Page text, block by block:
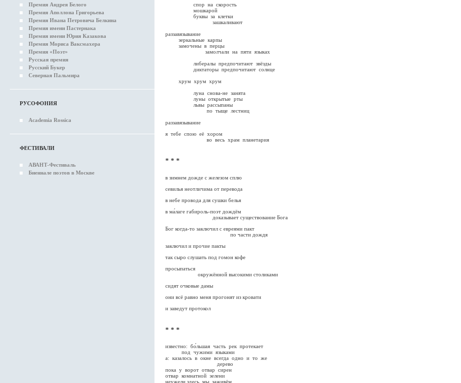
Премия Андрея Белого
Премия Аполлона Григорьева
Премия Ивана Петровича Белкина
Премия имени Пастернака
Премия имени Юрия Казакова
Премия Мориса Ваксмахера
Премия «Поэт»
Русская премия
Русский Букер
Северная Пальмира
РУСОФОНИЯ
Academia Rossica
ФЕСТИВАЛИ
АВАНТ-Фестиваль
Биеннале поэтов в Москве
спор на скорость
мошкарой
буквы за клетки
зашкаливают
раззавязывание
зеркальные карпы
замочены в перцы
замолчали на пяти языках
либералы предпочитают звёзды
диктаторы предпочитают солнце
хрум хрум хрум
луна снова-не занята
луны открытые рты
львы рассыпаны
по тыще лестниц
раззавязывание
я тебе спою её хором
во весь храм планетария
* * *
в зимнем дожде с железом сплю
севилья неотличима от перевода
в небе провода для сушки белья
в ма́лаге габироль-поэт дождём
доказывает существование Бога
Бог когда-то заключил с евреями пакт
по части дождя
заключил и прочие пакты
так сыро слушать под гомон кофе
просыпаться
окружённой высокими столиками
сидят очковые дамы
они всё равно меня прогонят из кровати
и заведут протокол
* * *
известно: бо́льшая часть рек протекает
под чужими языками
а: казалось в окне всегда одно и то же
дерево
пока у ворот отвар сирен
отвар комнатной зелени
неужели здесь мы заживём